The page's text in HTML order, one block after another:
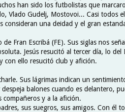
han sido los futbolistas que
Vlado Gudelj, Mostovoi... Casi todos
una deidad y el gran
Fran Escribá (FE). Sus siglas nos
Jesús resucitó al tercer día, lo del
con ello resucitó club y afición.
Sus lágrimas indican un
balones cuando es delantero,
y a la afición.
sus suegros, sus amigos. Con él